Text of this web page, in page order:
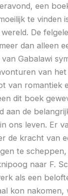
een
te vinden
De
dan alleen
Gabalawi
van
van romantiek
dit boek
aan de
ons leven. Er
de kracht van
te scheppen,
naar F.
als een
kon nakomen,